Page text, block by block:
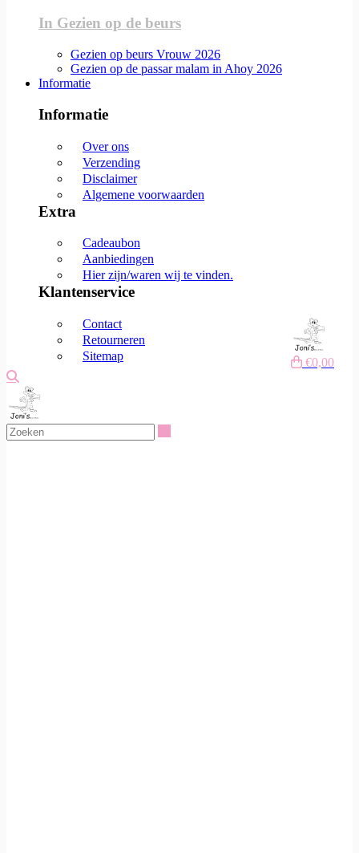
In Gezien op de beurs
Gezien op beurs Vrouw 2026
Gezien op de passar malam in Ahoy 2026
Informatie
Informatie
Over ons
Verzending
Disclaimer
Algemene voorwaarden
Extra
Cadeaubon
Aanbiedingen
Hier zijn/waren wij te vinden.
Klantenservice
Contact
Retourneren
Sitemap
€0,00